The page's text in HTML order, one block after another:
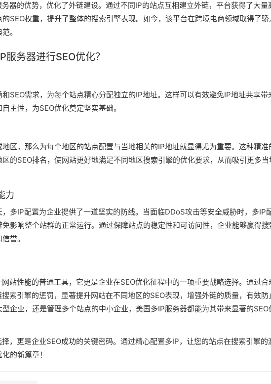
器的优势，优化了外链建设。通过不同IP的站点互相建立外链，平台获得了大量
SEO权重，提升了整体的搜索引擎表现。如今，该平台在跨境电商领域取得了骄
。
务器进行SEO优化？
SEO需求，为每个站点精心分配独立的IP地址。这样可以有效避免IP地址共享带
主性，为SEO优化奠定坚实基础。
区，那么为每个地区的站点配置与当地相关的IP地址就显得尤为重要。这种精准
的SEO排名，使网站更好地满足不同地区搜索引擎的优化要求，从而吸引更多当
力
多IP配置为企业提供了一道坚实的防线。当面临DDoS攻击等安全威胁时，多IP
影响整个站群的正常运行。通过保障站点的稳定性和可访问性，企业能够赢得搜
誉。
站性能的普通工具，它更是企业在SEO优化征程中的一项重要战略选择。通过合
索引擎的惩罚，显著提升网站在不同地区的SEO表现，增强外链的质量，有效防
企业，还是管理多个站点的中小企业，美国多IP服务器都能为其带来显著的SEO
，更是企业SEO成功的关键密码。通过精心配置多IP，让您的站点在搜索引擎的
的新篇章！